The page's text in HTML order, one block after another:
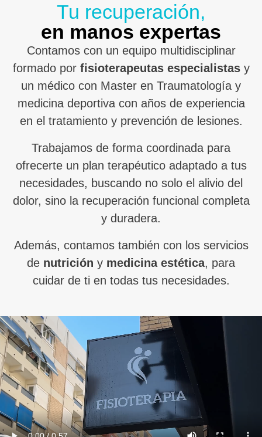
Tu recuperación,
en manos expertas
Contamos con un equipo multidisciplinar
formado por fisioterapeutas especialistasy
un médico con Master en Traumatología y
medicina deportiva con años de experiencia
en el tratamiento y prevención de lesiones.
Trabajamos de forma coordinada para
ofrecerte un plan terapéutico adaptado a tus
necesidades, buscando no solo el alivio del
dolor, sino la recuperación funcional completa
y duradera.
Además, contamos también con los servicios
de nutrición y medicina estética, para
cuidar de ti en todas tus necesidades.